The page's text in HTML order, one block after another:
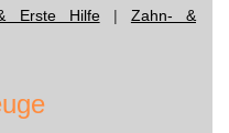
Erste Hilfe| Zahn- &